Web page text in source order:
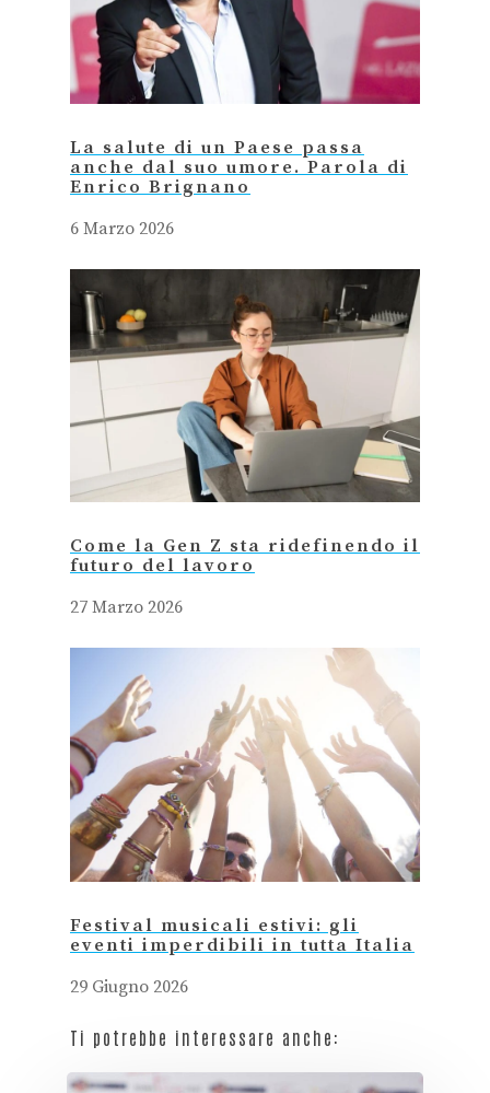
La salute di un Paese passa
anche dal suo umore. Parola di
Enrico Brignano
6 Marzo 2026
Come la Gen Z sta ridefinendo il
futuro del lavoro
27 Marzo 2026
Festival musicali estivi: gli
eventi imperdibili in tutta Italia
29 Giugno 2026
Ti potrebbe interessare anche: